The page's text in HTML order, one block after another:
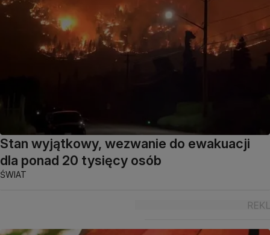
Stan wyjątkowy, wezwanie do ewakuacji
dla ponad 20 tysięcy osób
ŚWIAT